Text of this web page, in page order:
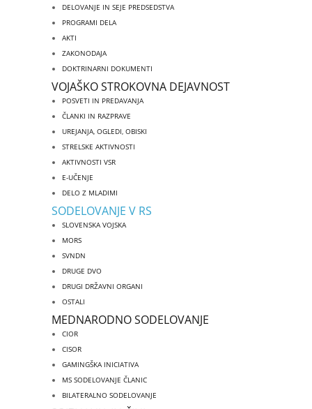
DELOVANJE IN SEJE PREDSEDSTVA
PROGRAMI DELA
AKTI
ZAKONODAJA
DOKTRINARNI DOKUMENTI
VOJAŠKO STROKOVNA DEJAVNOST
POSVETI IN PREDAVANJA
ČLANKI IN RAZPRAVE
UREJANJA, OGLEDI, OBISKI
STRELSKE AKTIVNOSTI
AKTIVNOSTI VSR
E-UČENJE
DELO Z MLADIMI
SODELOVANJE V RS
SLOVENSKA VOJSKA
MORS
SVNDN
DRUGE DVO
DRUGI DRŽAVNI ORGANI
OSTALI
MEDNARODNO SODELOVANJE
CIOR
CISOR
GAMINGŠKA INICIATIVA
MS SODELOVANJE ČLANIC
BILATERALNO SODELOVANJE